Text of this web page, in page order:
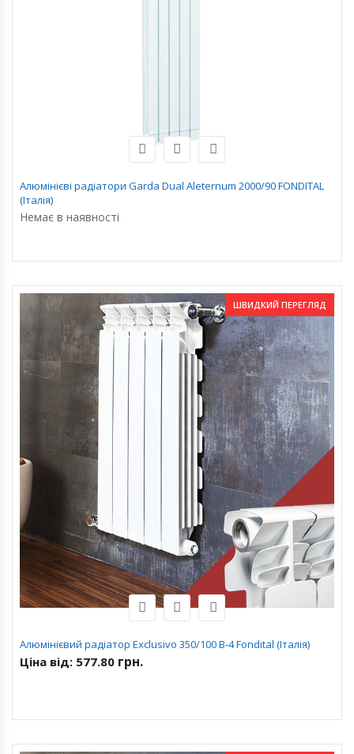
Алюмінієві радіатори Garda Dual Aleternum 2000/90 FONDITAL
(Італія)
Немає в наявності
ШВИДКИЙ ПЕРЕГЛЯД
Алюмінієвий радіатор Exclusivo 350/100 В-4 Fondital (Італія)
Ціна від: 577.80 грн.